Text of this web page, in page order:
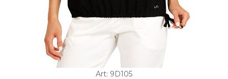
Art: 9D105